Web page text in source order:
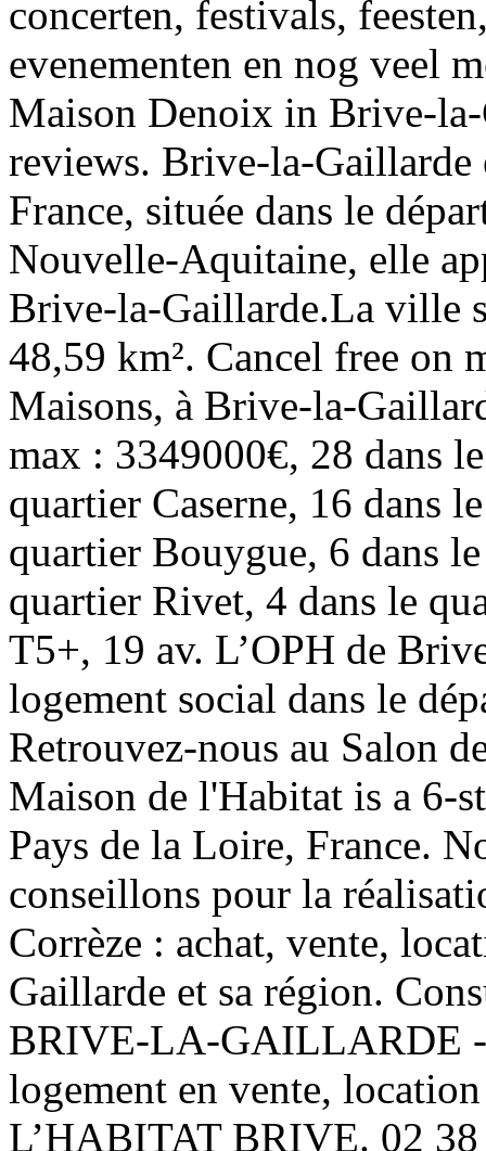
concerten, festivals,
evenementen en nog veel
Maison Denoix in Brive-
reviews. Brive-la-Gaillarde
France, située dans le
Nouvelle-Aquitaine, elle
Brive-la-Gaillarde.La ville
48,59 km². Cancel free on
Maisons, à Brive-la-
max : 3349000€, 28 dans
quartier Caserne, 16 dans
quartier Bouygue, 6 dans
quartier Rivet, 4 dans le
T5+, 19 av. L’OPH de
logement social dans le
Retrouvez-nous au Salon
Maison de l'Habitat is a 6-
Pays de la Loire, France.
conseillons pour la
Corrèze : achat, vente,
Gaillarde et sa région.
BRIVE-LA-GAILLARDE
logement en vente,
L’HABITAT BRIVE. 02